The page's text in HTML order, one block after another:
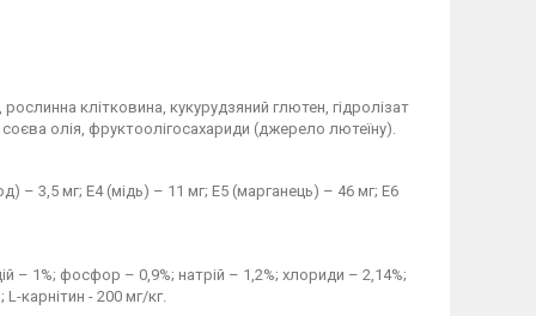
клітковина, кукурудзяний глютен, гідролізат
олія, фруктоолігосахариди (джерело лютеїну).
– 3,5 мг; E4 (мідь) – 11 мг; E5 (марганець) – 46 мг; E6
– 1%; фосфор – 0,9%; натрій – 1,2%; хлориди – 2,14%;
карнітин - 200 мг/кг.